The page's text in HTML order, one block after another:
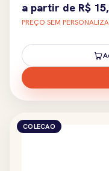
a partir de R$
PREÇO SEM
COLECAO